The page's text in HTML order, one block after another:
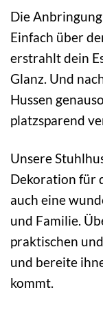
Die
Einfach über
erstrahlt dein
Glanz. Und
Hussen
platzsparend
Unsere
Dekoration für
auch eine
und Familie.
praktischen
und bereite
kommt.